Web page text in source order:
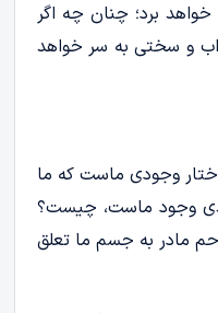
برد؛ چنان چه اگر
و سختی به سر خواهد
وجودی ماست که ما
وجود ماست، چیست؟
مادر به جسم ما تعلق